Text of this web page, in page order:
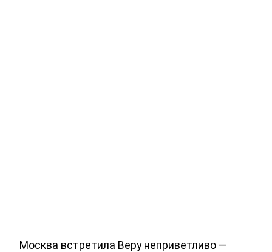
Москва встретила Веру неприветливо —